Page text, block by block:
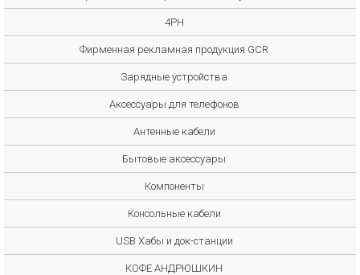
4PH
Фирменная рекламная продукция GCR
Зарядные устройства
Аксессуары для телефонов
Антенные кабели
Бытовые аксессуары
Компоненты
Консольные кабели
USB Хабы и док-станции
КОФЕ АНДРЮШКИН